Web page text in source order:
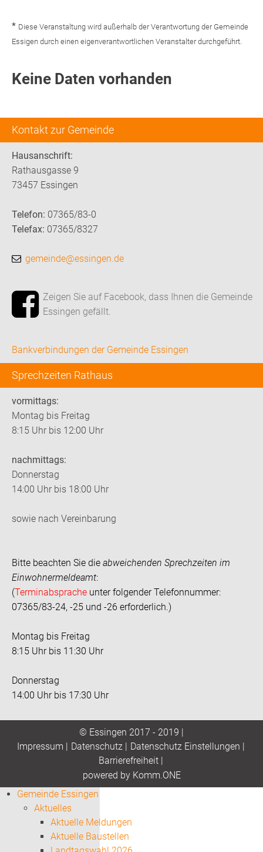
Kontakt zur Gemeinde
Hausanschrift:
Rathausgasse 9
73457 Essingen
Telefon: 07365/83-0
Telefax: 07365/8327
gemeinde@essingen.de
Zeigen Sie auf Facebook, dass Ihnen die Gemeinde
Essingen gefällt.
Bankverbindungen der Gemeinde Essingen
Sprechzeiten Rathaus
vormittags:
Montag bis Freitag
8:15 Uhr bis 12:00 Uhr
nachmittags:
Donnerstag
14:00 Uhr bis 18:00 Uhr
sowie nach Vereinbarung
Bitte beachten Sie die abweichenden Sprechzeiten im
Einwohnermeldeamt:
(Terminabsprache unter folgender Telefonnummer:
07365/83-24, -25 und -26 erforderlich.)
Montag bis Freitag
8:15 Uhr bis 11:30 Uhr
Donnerstag
14:00 Uhr bis 17:30 Uhr
* Diese Veranstaltung wird außerhalb der Verantwortung der Gemeinde
Essigen durch einen eigenverantwortlichen Veranstalter durchgeführt.
Keine Daten vorhanden
© Essingen 2017 - 2019 |
Impressum | Datenschutz| Datenschutz Einstellungen |
Barrierefreiheit|
powered by Komm.ONE
Gemeinde Essingen
Aktuelles
Aktuelle Meldungen
Aktuelle Baustellen